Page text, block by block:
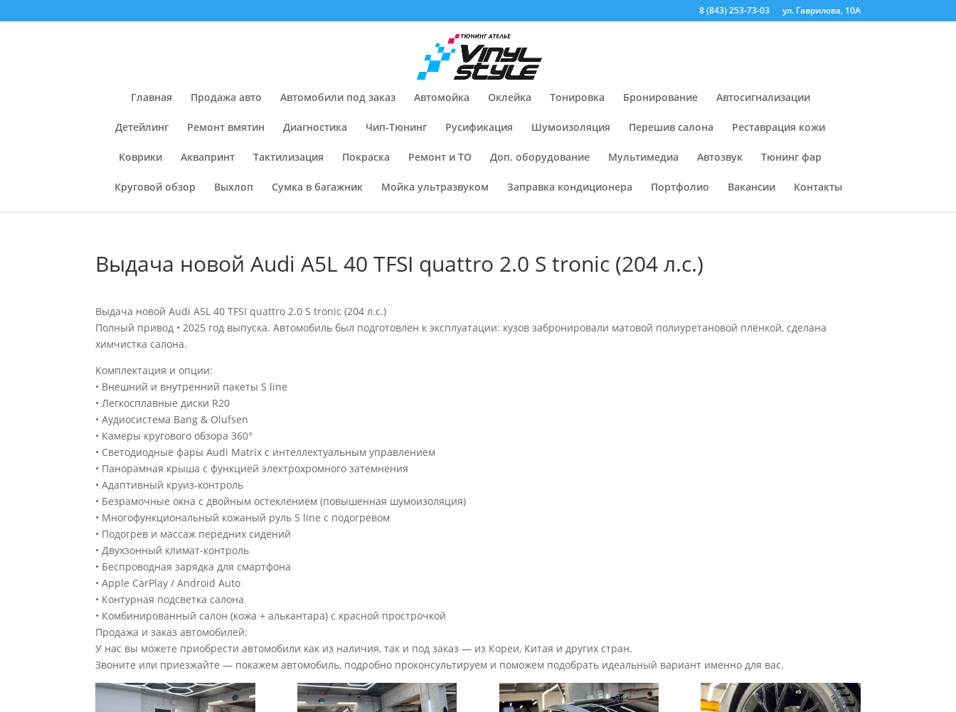
8 (843) 253-73-03 ул. Гаврилова, 10А
Главная Продажа авто Автомобили под заказ Автомойка Оклейка Тонировка Бронирование Автосигнализации
Детейлинг Ремонт вмятин Диагностика Чип-Тюнинг Русификация Шумоизоляция Перешив салона Реставрация кожи
Коврики Аквапринт Тактилизация Покраска Ремонт и ТО Доп. оборудование Мультимедиа Автозвук Тюнинг фар
Круговой обзор Выхлоп Сумка в багажник Мойка ультразвуком Заправка кондиционера Портфолио Вакансии Контакты
Выдача новой Audi A5L 40 TFSI quattro 2.0 S tronic (204 л.с.)
Выдача новой Audi A5L 40 TFSI quattro 2.0 S tronic (204 л.с.)
Полный привод • 2025 год выпуска. Автомобиль был подготовлен к эксплуатации: кузов забронировали матовой полиуретановой плёнкой, сделана
химчистка салона.
Комплектация и опции:
• Внешний и внутренний пакеты S line
• Легкосплавные диски R20
• Аудиосистема Bang & Olufsen
• Камеры кругового обзора 360°
• Светодиодные фары Audi Matrix с интеллектуальным управлением
• Панорамная крыша с функцией электрохромного затемнения
• Адаптивный круиз-контроль
• Безрамочные окна с двойным остеклением (повышенная шумоизоляция)
• Многофункциональный кожаный руль S line с подогревом
• Подогрев и массаж передних сидений
• Двухзонный климат-контроль
• Беспроводная зарядка для смартфона
• Apple CarPlay / Android Auto
• Контурная подсветка салона
• Комбинированный салон (кожа + алькантара) с красной прострочкой
Продажа и заказ автомобилей:
У нас вы можете приобрести автомобили как из наличия, так и под заказ — из Кореи, Китая и других стран.
Звоните или приезжайте — покажем автомобиль, подробно проконсультируем и поможем подобрать идеальный вариант именно для вас.